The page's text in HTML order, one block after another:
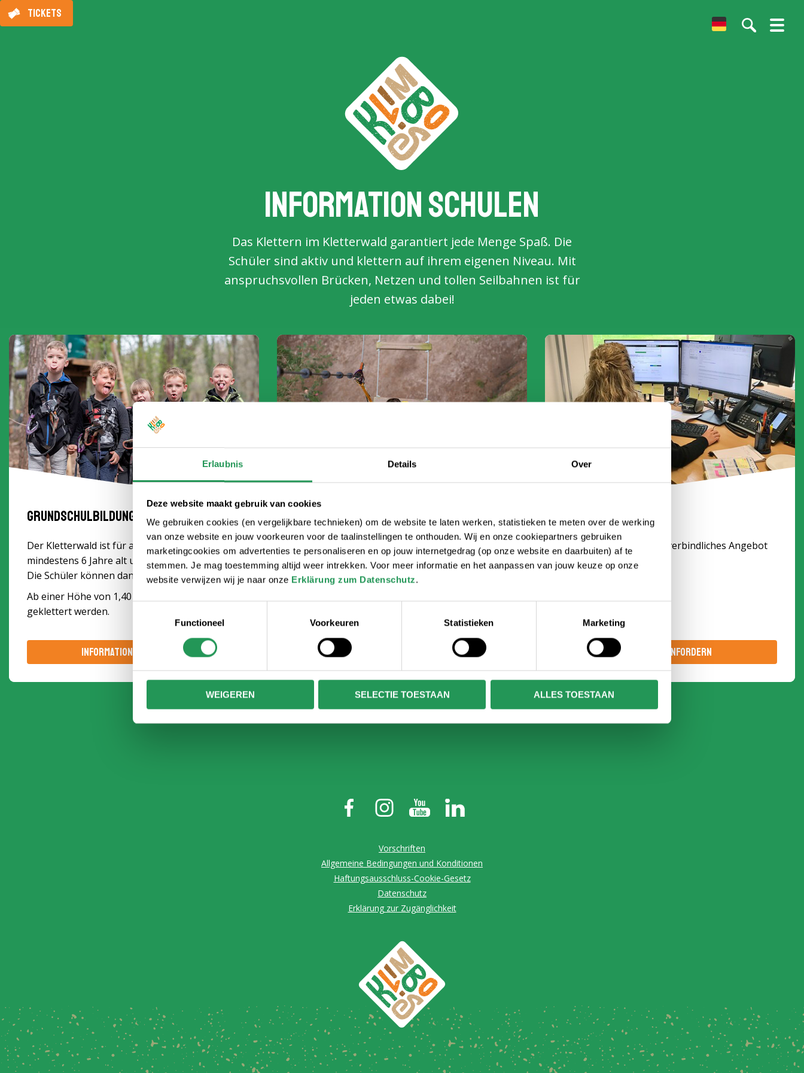
Erlaubnis Details Over
Deze website maakt gebruik van cookies
We gebruiken cookies (en vergelijkbare technieken) om de website te laten werken, statistieken te meten over de werking
van onze website en jouw voorkeuren voor de taalinstellingen te onthouden. Wij en onze cookiepartners gebruiken
marketingcookies om advertenties te personaliseren en op jouw internetgedrag (op onze website en daarbuiten) af te
stemmen. Je mag toestemming altijd weer intrekken. Voor meer informatie en het aanpassen van jouw keuze op onze
website verwijzen wij je naar onze Erklärung zum Datenschutz.
Functioneel
Voorkeuren Statistieken Marketing
WEIGEREN SELECTIE TOESTAAN ALLES TOESTAAN
German
TICKETS
Information Schulen
Das Klettern im Kletterwald garantiert jede Menge Spaß. Die
Schüler sind aktiv und klettern auf ihrem eigenen Niveau. Mit
anspruchsvollen Brücken, Netzen und tollen Seilbahnen ist für
jeden etwas dabei!
Grundschulbildung
Der Kletterwald ist für alle zugänglich, die
mindestens 6 Jahre alt und 1,20 m groß sind.
Die Schüler können dann selbstständig die
orangefarbenen Routen klettern.
Ab einer Höhe von 1,40 m können alle Routen
geklettert werden.
INFORMATIONSBROSCHÜRE
Sekundarschulbildung und MBO
Herausforderung und Spaß für alle. Die
Schüler wählen selbst, welche Route sie
klettern wollen und damit auch, wie hoch sie
man noch lange sprechen wird!
INFORMATIONSBROSCHÜRE
Angebot anfordern
Fordern Sie jetzt ein unverbindliches Angebot
an
ANGEBOT ANFORDERN
Vorschriften
Allgemeine Bedingungen und Konditionen
Haftungsausschluss-Cookie-Gesetz
Datenschutz
Erklärung zur Zugänglichkeit